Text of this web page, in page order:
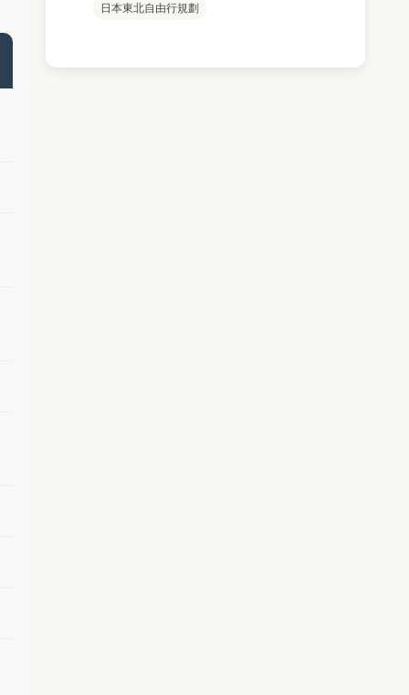
日本東北自由行規劃